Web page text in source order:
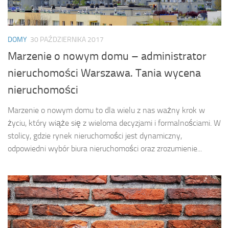
DOMY 30 PAŹDZIERNIKA 2017
Marzenie o nowym domu – administrator
nieruchomości Warszawa. Tania wycena
nieruchomości
Marzenie o nowym domu to dla wielu z nas ważny krok w
życiu, który wiąże się z wieloma decyzjami i formalnościami. W
stolicy, gdzie rynek nieruchomości jest dynamiczny,
odpowiedni wybór biura nieruchomości oraz zrozumienie...